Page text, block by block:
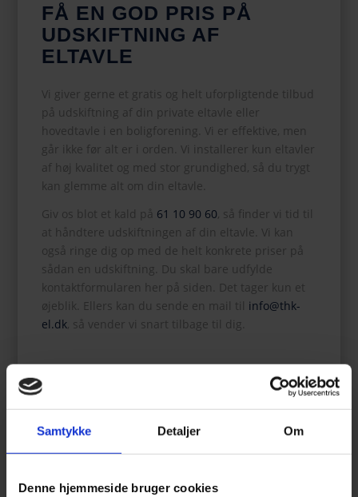
Samtykke Detaljer Om
Denne hjemmeside bruger cookies
FÅ EN GOD PRIS PÅ
UDSKIFTNING AF
ELTAVLE
Vi giver gerne et gratis og helt uforpligtende tilbud
på udskiftning af din private eltavle eller
hovedtavle i en boligforening. Vi er effektive, men
går ikke før alt er i orden. Vi installerer kun eltavler
af høj kvalitet og med stor grundighed, så du trygt
kan glemme alt om din eltavle.
Giv os blot et kald på 61 10 90 60, så finder vi tid til
at håndtere udskiftningen af din eltavle. Vi kan
også ringe dig op med de helt konkrete priser på
sådan en udskiftning. Du skal bare udfylde
kontaktformularen her på siden. Det tager kun et
øjeblik. Ellers kan du sende en mail til info@thk-
el.dk, så vender vi snart tilbage til dig.